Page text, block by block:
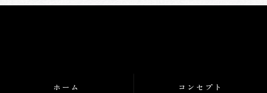
ホーム コンセプト